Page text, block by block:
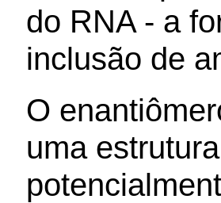
do RNA - a
inclusão de
O
uma